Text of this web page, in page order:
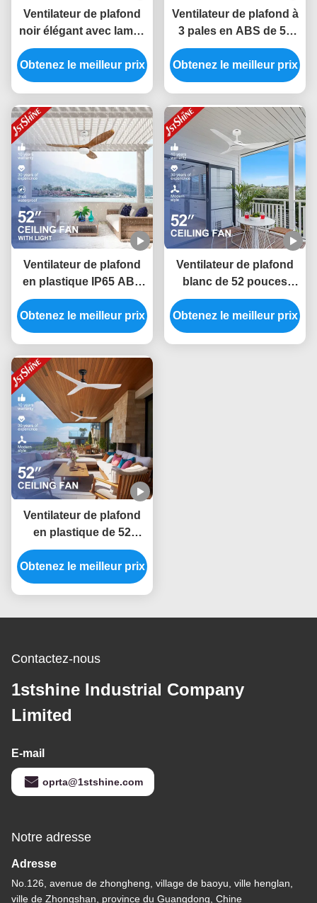
Ventilateur de plafond
noir élégant avec lames
de grain en bois foncé
et type de commutateur
de télécommande
Obtenez le meilleur prix
Ventilateur de plafond à
3 pales en ABS de 52
pouces à économie
d'énergie avec contrôle
intelligent par
télécommande
Obtenez le meilleur prix
Ventilateur de plafond
en plastique IP65 ABS
résistant à l'eau avec
lames de 52 pouces et
télécommande
Obtenez le meilleur prix
Ventilateur de plafond
blanc de 52 pouces
sans lumière
Obtenez le meilleur prix
Ventilateur de plafond
en plastique de 52
pouces avec choix de 6
vitesses et
télécommande
source d'alimentation
Obtenez le meilleur prix
Contactez-nous
1stshine Industrial Company
Limited
E-mail
oprta@1stshine.com
Notre adresse
Adresse
No.126, avenue de zhongheng, village de baoyu, ville henglan,
ville de Zhongshan, province du Guangdong, Chine